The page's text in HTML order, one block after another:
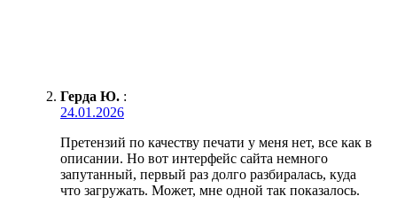
Герда Ю. :
24.01.2026
Претензий по качеству печати у меня нет, все как в
описании. Но вот интерфейс сайта немного
запутанный, первый раз долго разбиралась, куда
что загружать. Может, мне одной так показалось.